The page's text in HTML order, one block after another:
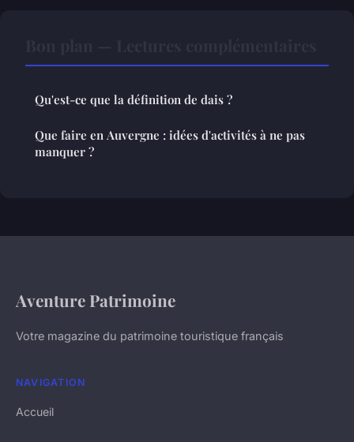
Qu'est-ce que la définition de dais ?
Que faire en Auvergne : idées d'activités à ne pas
manquer ?
Aventure Patrimoine
Votre magazine du patrimoine touristique français
NAVIGATION
Accueil